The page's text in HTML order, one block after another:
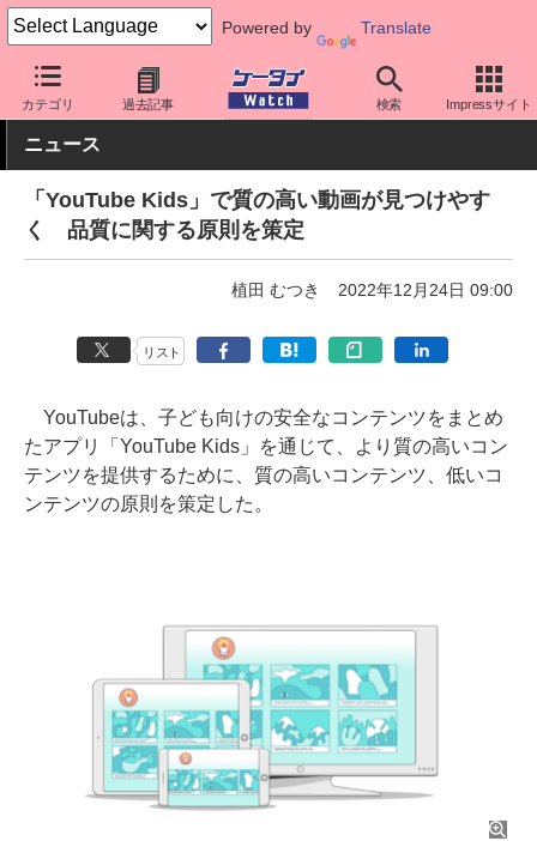
Powered by Translate
カテゴリ 過去記事 検索 Impressサイト
ケータイ Watch アプリ・サービス 動画・音楽・ゲーム
ニュース
「YouTube Kids」で質の高い動画が見つけやす
く 品質に関する原則を策定
植田 むつき 2022年12月24日 09:00
リスト
YouTubeは、子ども向けの安全なコンテンツをまとめ
たアプリ「YouTube Kids」を通じて、より質の高いコン
テンツを提供するために、質の高いコンテンツ、低いコ
ンテンツの原則を策定した。